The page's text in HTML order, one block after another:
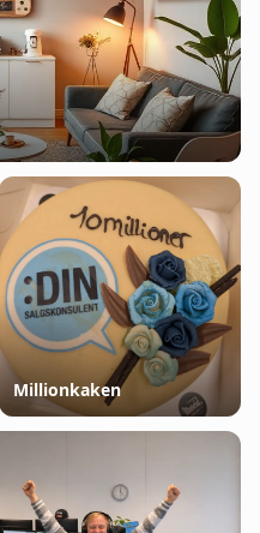
Millionkaken